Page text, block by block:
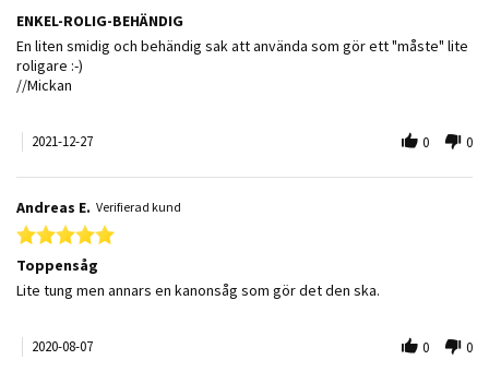
ENKEL-ROLIG-BEHÄNDIG
Review by Mikaela G. on 27 Dec 2021
review stating ENKEL-ROLIG-BEHÄNDIG
En liten smidig och behändig sak att använda som gör ett "måste" lite
roligare :-)
//Mickan
2021-12-27 0 0
Andreas E. Verifierad kund
5.0 star rating
Toppensåg
Review by Andreas E. on 7 Aug 2020
review stating Toppensåg
Lite tung men annars en kanonsåg som gör det den ska.
2020-08-07 0 0